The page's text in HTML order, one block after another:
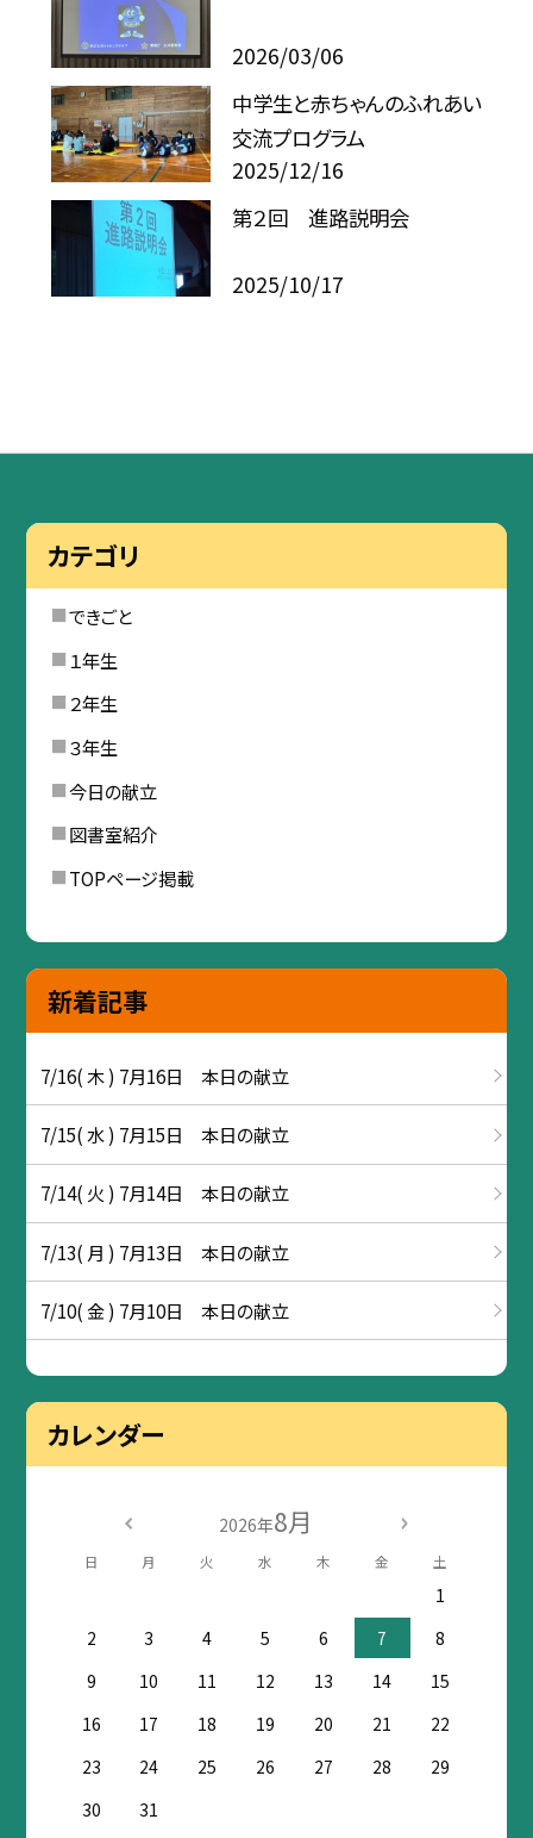
2026/03/06
中学生と赤ちゃんのふれあい
交流プログラム
2025/12/16
第２回 進路説明会
2025/10/17
カテゴリ
できごと
１年生
２年生
３年生
今日の献立
図書室紹介
TOPページ掲載
新着記事
7/16( 木 ) 7月16日 本日の献立
7/15( 水 ) 7月15日 本日の献立
7/14( 火 ) 7月14日 本日の献立
7/13( 月 ) 7月13日 本日の献立
7/10( 金 ) 7月10日 本日の献立
カレンダー
2026年8月
日 月 火 水 木 金 土
1
2
3 4 5 6 7
8
9
10 11 12 13 14
15
16
17 18 19 20 21
22
23
24 25 26 27 28
29
30
31